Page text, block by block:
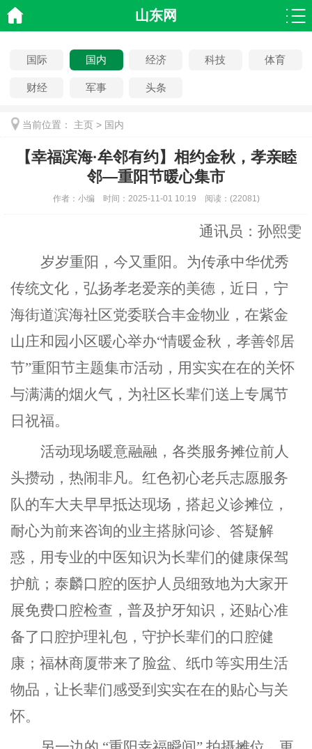
山东网
国际 国内 经济 科技 体育
财经 军事 头条
当前位置： 主页 > 国内
【幸福滨海·牟邻有约】相约金秋，孝亲睦
邻—重阳节暖心集市
作者： 小编 时间： 2025-11-01 10:19 阅读： (22081)
通讯员：孙熙雯
岁岁重阳，今又重阳。为传承中华优秀
传统文化，弘扬孝老爱亲的美德，近日，宁
海街道滨海社区党委联合丰金物业，在紫金
山庄和园小区暖心举办“情暖金秋，孝善邻居
节”重阳节主题集市活动，用实实在在的关怀
与满满的烟火气，为社区长辈们送上专属节
日祝福。
活动现场暖意融融，各类服务摊位前人
头攒动，热闹非凡。红色初心老兵志愿服务
队的车大夫早早抵达现场，搭起义诊摊位，
耐心为前来咨询的业主搭脉问诊、答疑解
惑，用专业的中医知识为长辈们的健康保驾
护航；泰麟口腔的医护人员细致地为大家开
展免费口腔检查，普及护牙知识，还贴心准
备了口腔护理礼包，守护长辈们的口腔健
康；福林商厦带来了脸盆、纸巾等实用生活
物品，让长辈们感受到实实在在的贴心与关
怀。